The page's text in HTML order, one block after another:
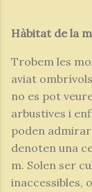
Hàbitat de la
Trobem les
aviat
no es pot
arbustives i
poden
denoten una
m. Solen ser
inaccessibles,